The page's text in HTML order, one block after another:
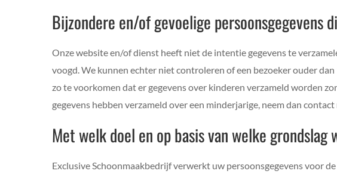
Bijzondere en/of gevoelige persoonsgegevens
Onze website en/of dienst heeft niet de intentie gegevens te
voogd. We kunnen echter niet controleren of een bezoeker ouder
zo te voorkomen dat er gegevens over kinderen verzameld worden
gegevens hebben verzameld over een minderjarige, neem dan
Met welk doel en op basis van welke grondslag
Exclusive Schoonmaakbedrijf verwerkt uw persoonsgegevens voor